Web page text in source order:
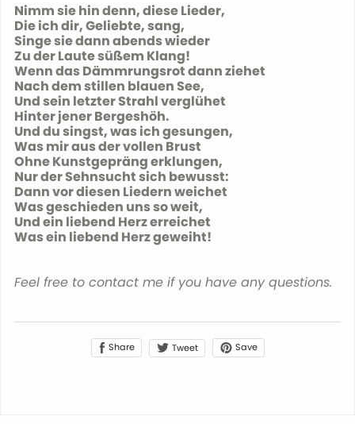
Nimm sie hin denn, diese Lieder,
Die ich dir, Geliebte, sang,
Singe sie dann abends wieder
Zu der Laute süßem Klang!
Wenn das Dämmrungsrot dann ziehet
Nach dem stillen blauen See,
Und sein letzter Strahl verglühet
Hinter jener Bergeshöh.
Und du singst, was ich gesungen,
Was mir aus der vollen Brust
Ohne Kunstgepräng erklungen,
Nur der Sehnsucht sich bewusst:
Dann vor diesen Liedern weichet
Was geschieden uns so weit,
Und ein liebend Herz erreichet
Was ein liebend Herz geweiht!
Feel free to contact me if you have any questions.
Share Tweet Save